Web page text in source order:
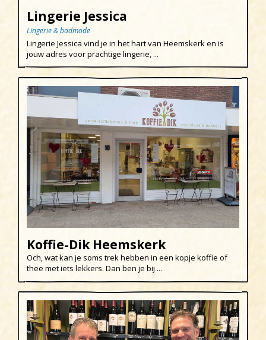
Lingerie Jessica
Lingerie & badmode
Lingerie Jessica vind je in het hart van Heemskerk en is
jouw adres voor prachtige lingerie, ...
Koffie-Dik Heemskerk
Och, wat kan je soms trek hebben in een kopje koffie of
thee met iets lekkers. Dan ben je bij ...